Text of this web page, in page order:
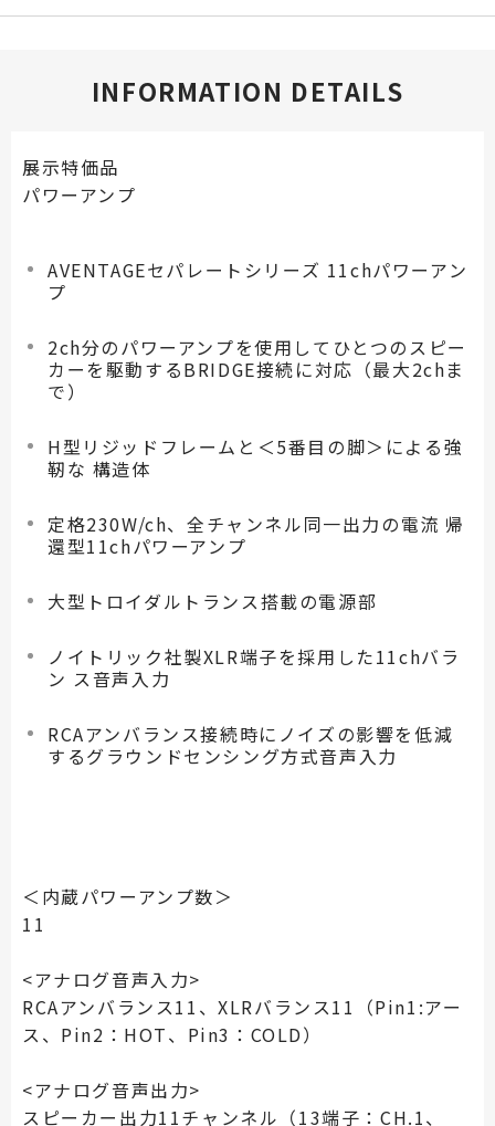
INFORMATION DETAILS
展示特価品
パワーアンプ
AVENTAGEセパレートシリーズ 11chパワーアン
プ
2ch分のパワーアンプを使用してひとつのスピー
カーを駆動するBRIDGE接続に対応（最大2chま
で）
H型リジッドフレームと＜5番目の脚＞による強
靭な 構造体
定格230W/ch、全チャンネル同一出力の電流 帰
還型11chパワーアンプ
大型トロイダルトランス搭載の電源部
ノイトリック社製XLR端子を採用した11chバラ
ン ス音声入力
RCAアンバランス接続時にノイズの影響を低減
するグラウンドセンシング方式音声入力
＜内蔵パワーアンプ数＞
11
<アナログ音声入力>
RCAアンバランス11、XLRバランス11（Pin1:アー
ス、Pin2：HOT、Pin3：COLD）
<アナログ音声出力>
スピーカー出力11チャンネル（13端子：CH.1、